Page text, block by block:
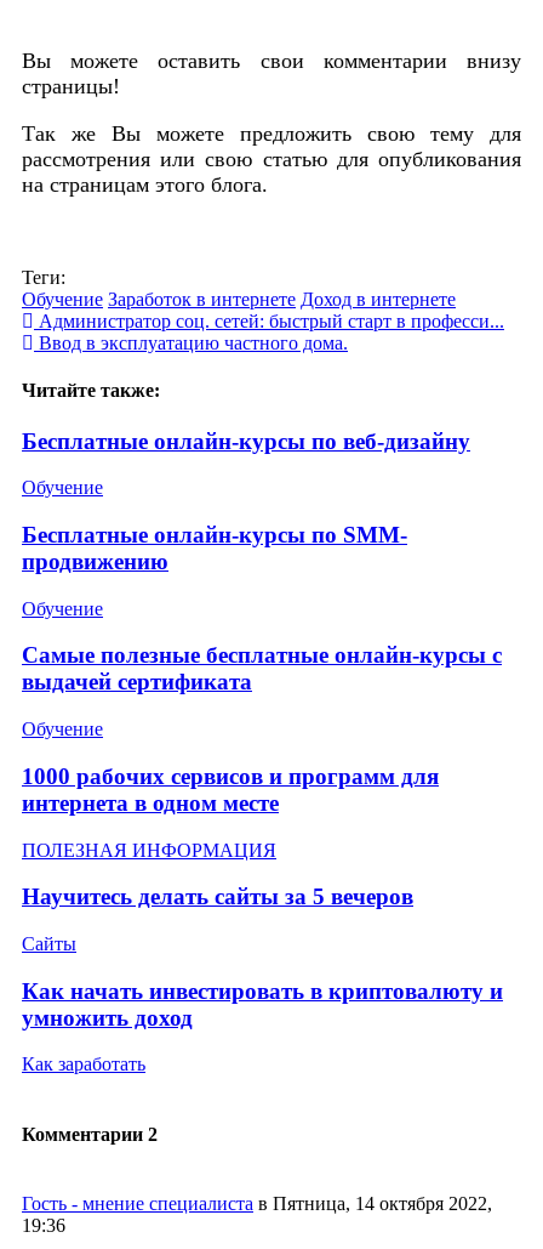
Вы можете оставить свои комментарии внизу
страницы!
Так же Вы можете предложить свою тему для
рассмотрения или свою статью для опубликования
на страницам этого блога.
Теги:
Обучение Заработок в интернете Доход в интернете
Администратор соц. сетей: быстрый старт в професси...
Ввод в эксплуатацию частного дома.
Читайте также:
Бесплатные онлайн-курсы по веб-дизайну
Обучение
Бесплатные онлайн-курсы по SMM-
продвижению
Обучение
Самые полезные бесплатные онлайн-курсы с
выдачей сертификата
Обучение
1000 рабочих сервисов и программ для
интернета в одном месте
ПОЛЕЗНАЯ ИНФОРМАЦИЯ
Научитесь делать сайты за 5 вечеров
Сайты
Как начать инвестировать в криптовалюту и
умножить доход
Как заработать
Комментарии 2
Гость - мнение специалиста в Пятница, 14 октября 2022,
19:36